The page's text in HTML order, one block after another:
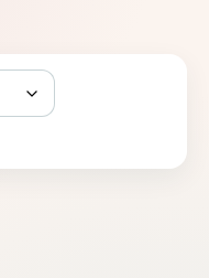
à €20,00
Foncé